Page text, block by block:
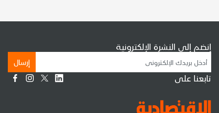
إنضم إلى النشرة الإلكترونية
إرسال
تابعنا على